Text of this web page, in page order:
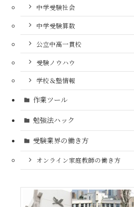
中学受験社会
中学受験算数
公立中高一貫校
受験ノウハウ
学校＆塾情報
作業ツール
勉強法ハック
受験業界の働き方
オンライン家庭教師の働き方